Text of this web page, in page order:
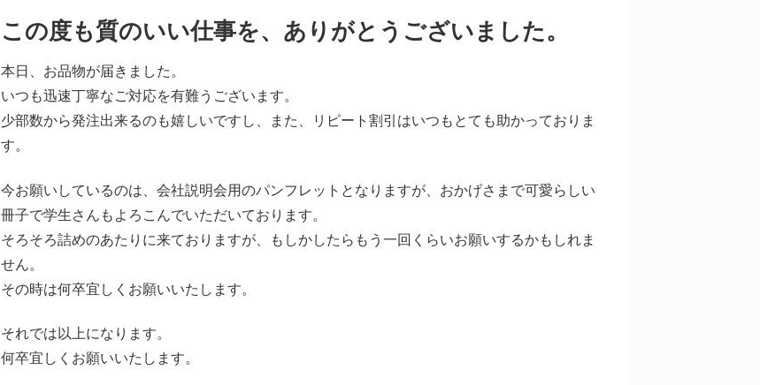
この度も質のいい仕事を、ありがとうございました。
本日、お品物が届きました。
いつも迅速丁寧なご対応を有難うございます。
少部数から発注出来るのも嬉しいですし、また、リピート割引はいつもとても助かっておりま
す。
今お願いしているのは、会社説明会用のパンフレットとなりますが、おかげさまで可愛らしい
冊子で学生さんもよろこんでいただいております。
そろそろ詰めのあたりに来ておりますが、もしかしたらもう一回くらいお願いするかもしれま
せん。
その時は何卒宜しくお願いいたします。
それでは以上になります。
何卒宜しくお願いいたします。